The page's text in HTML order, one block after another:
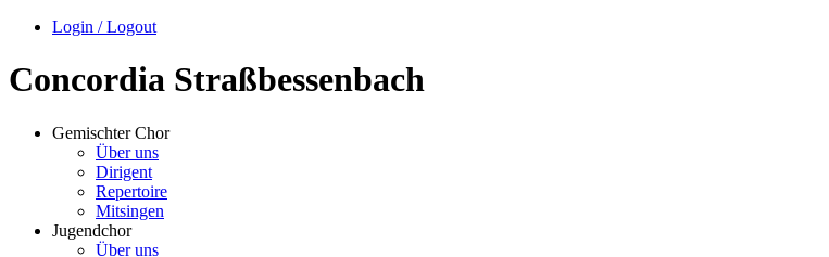
Login / Logout
Concordia Straßbessenbach
Gemischter Chor
Über uns
Dirigent
Repertoire
Mitsingen
Jugendchor
Über uns